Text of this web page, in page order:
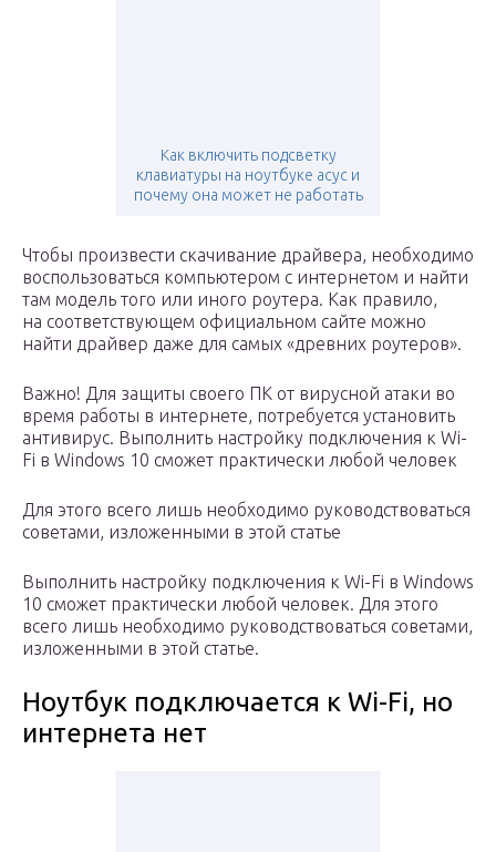
Как включить подсветку
клавиатуры на ноутбуке aсус и
почему она может не работать
Чтобы произвести скачивание драйвера, необходимо
воспользоваться компьютером с интернетом и найти
там модель того или иного роутера. Как правило,
на соответствующем официальном сайте можно
найти драйвер даже для самых «древних роутеров».
Важно! Для защиты своего ПК от вирусной атаки во
время работы в интернете, потребуется установить
антивирус. Выполнить настройку подключения к Wi-
Fi в Windows 10 сможет практически любой человек
Для этого всего лишь необходимо руководствоваться
советами, изложенными в этой статье
Выполнить настройку подключения к Wi-Fi в Windows
10 сможет практически любой человек. Для этого
всего лишь необходимо руководствоваться советами,
изложенными в этой статье.
Ноутбук подключается к Wi-Fi, но
интернета нет